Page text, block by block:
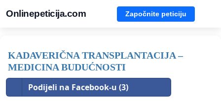
Onlinepeticija.com Započnite peticiju
KADAVERIČNA TRANSPLANTACIJA –
MEDICINA BUDUĆNOSTI
Podijeli na Facebook-u (3)